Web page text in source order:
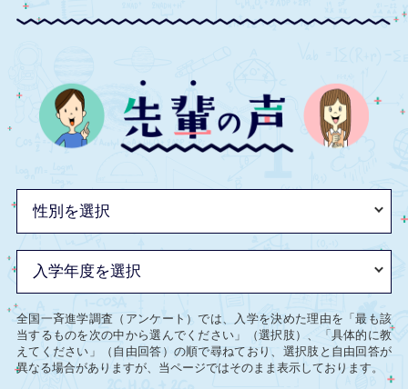
全国一斉進学調査（アンケート）では、入学を決めた理由を「最も該
当するものを次の中から選んでください」（選択肢）、「具体的に教
えてください」（自由回答）の順で尋ねており、選択肢と自由回答が
異なる場合がありますが、当ページではそのまま表示しております。